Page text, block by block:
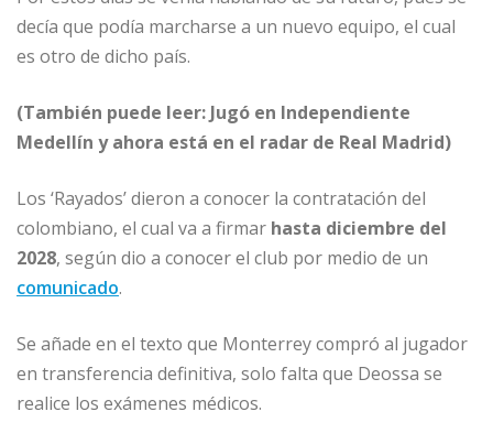
decía que podía marcharse a un nuevo equipo, el cual
es otro de dicho país.
(También puede leer: Jugó en Independiente
Medellín y ahora está en el radar de Real Madrid)
Los ‘Rayados’ dieron a conocer la contratación del
colombiano, el cual va a firmar hasta diciembre del
2028, según dio a conocer el club por medio de un
comunicado.
Se añade en el texto que Monterrey compró al jugador
en transferencia definitiva, solo falta que Deossa se
realice los exámenes médicos.